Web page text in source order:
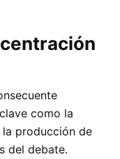
como la
producción de
del debate.